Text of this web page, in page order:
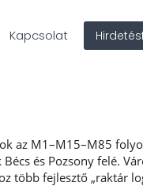
Kapcsolat
az M1–M15–M85
és Pozsony felé.
több fejlesztő „raktár